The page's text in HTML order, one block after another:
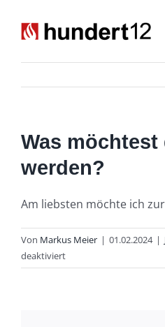
Inhalt
Was möchtest
werden?
Am liebsten möchte ich
Von Markus Meier | 01.02.2024 |
deaktiviertfür
Was